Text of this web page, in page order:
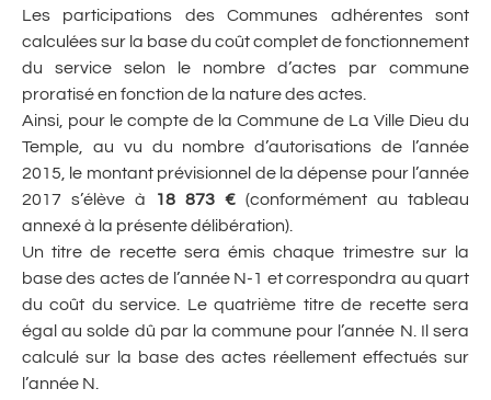
Les participations des Communes adhérentes sont
calculées sur la base du coût complet de fonctionnement
du service selon le nombre d’actes par commune
proratisé en fonction de la nature des actes.
Ainsi, pour le compte de la Commune de La Ville Dieu du
Temple, au vu du nombre d’autorisations de l’année
2015, le montant prévisionnel de la dépense pour l’année
2017 s’élève à
18 873 € (conformément au tableau
annexé à la présente délibération).
Un titre de recette sera émis chaque trimestre sur la
base des actes de l’année N-1 et correspondra au quart
du coût du service. Le quatrième titre de recette sera
égal au solde dû par la commune pour l’année N. Il sera
calculé sur la base des actes réellement effectués sur
l’année N.